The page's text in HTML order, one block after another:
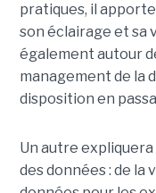
pratiques, il
son éclairage et sa
également autour
management de la
disposition en
Un autre
des données : de la